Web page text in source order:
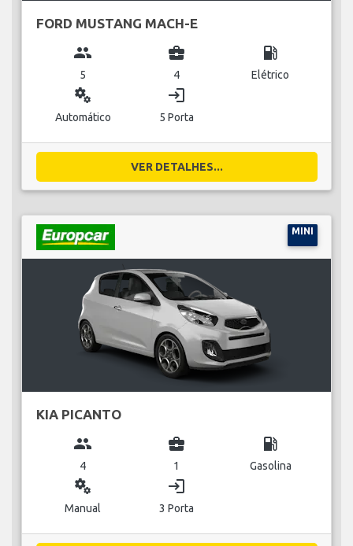
FORD MUSTANG MACH-E
group
5
business_center
4
local_gas_station
Elétrico
miscellaneous_services
Automático
login
5 Porta
VER DETALHES...
MINI
KIA PICANTO
group
4
business_center
1
local_gas_station
Gasolina
miscellaneous_services
Manual
login
3 Porta